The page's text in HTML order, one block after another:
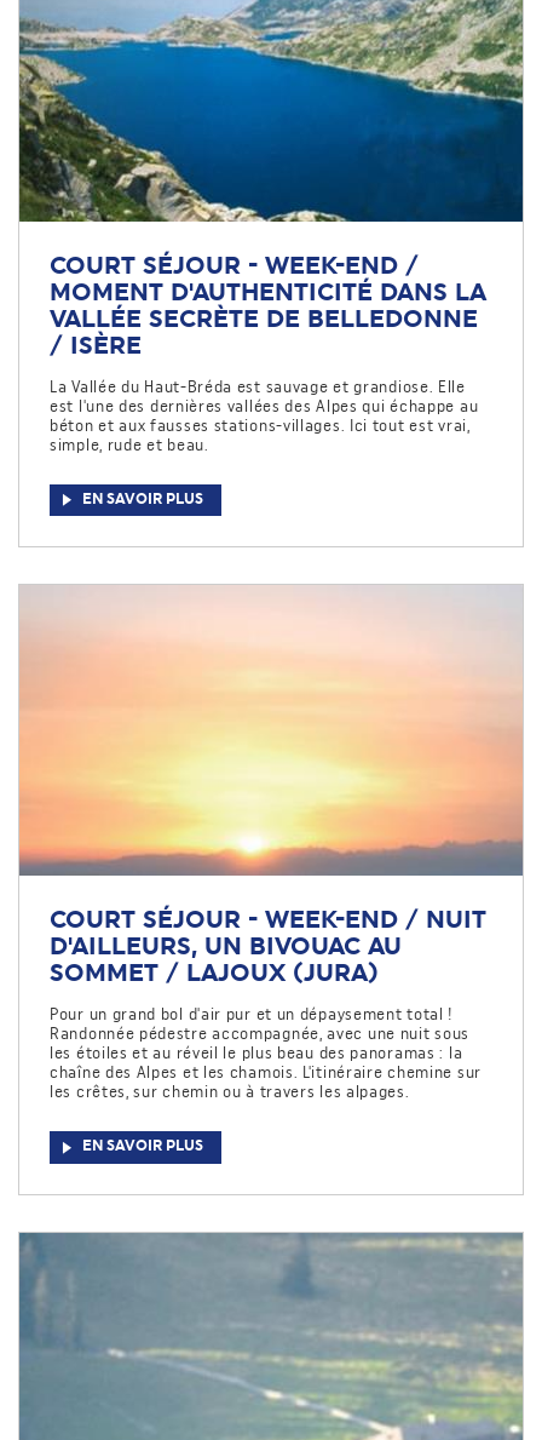
COURT SÉJOUR - WEEK-END /
MOMENT D'AUTHENTICITÉ DANS LA
VALLÉE SECRÈTE DE BELLEDONNE
/ ISÈRE
La Vallée du Haut-Bréda est sauvage et grandiose. Elle
est l'une des dernières vallées des Alpes qui échappe au
béton et aux fausses stations-villages. Ici tout est vrai,
simple, rude et beau.
EN SAVOIR PLUS
COURT SÉJOUR - WEEK-END / NUIT
D'AILLEURS, UN BIVOUAC AU
SOMMET / LAJOUX (JURA)
Pour un grand bol d'air pur et un dépaysement total !
Randonnée pédestre accompagnée, avec une nuit sous
les étoiles et au réveil le plus beau des panoramas : la
chaîne des Alpes et les chamois. L'itinéraire chemine sur
les crêtes, sur chemin ou à travers les alpages.
EN SAVOIR PLUS